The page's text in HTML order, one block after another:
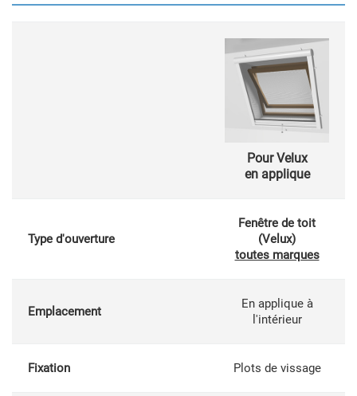
Pour Velux
en applique
Type d'ouverture
Fenêtre de toit
(Velux)
toutes marques
Emplacement
En applique à
l'intérieur
Fixation Plots de vissage